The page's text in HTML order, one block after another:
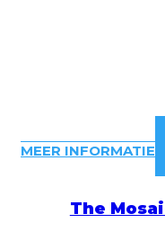
MEER INFORMATIE
The